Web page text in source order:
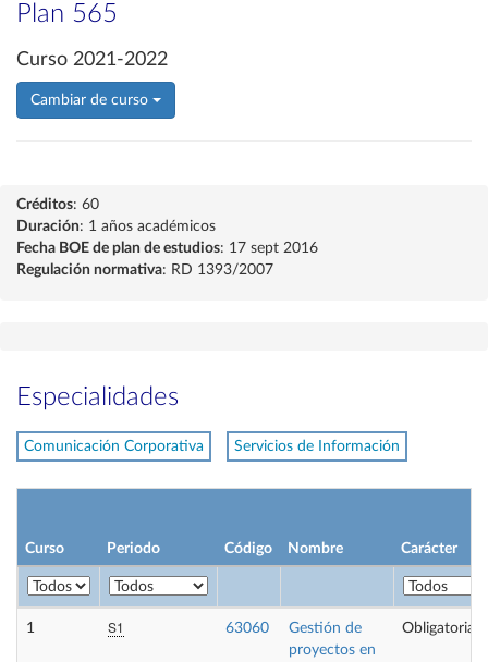
Plan 565
Curso 2021-2022
Cambiar de curso
Créditos: 60
Duración: 1 años académicos
Fecha BOE de plan de estudios: 17 sept 2016
Regulación normativa: RD 1393/2007
Especialidades
Comunicación Corporativa Servicios de Información
Curso Periodo Código Nombre Carácter
1 S1 63060
Gestión de
proyectos en
Obligatoria